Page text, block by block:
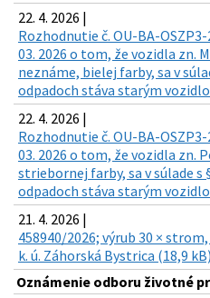
22. 4. 2026 |
Rozhodnutie č. OU-BA-
03. 2026 o tom, že vozidla zn.
neznáme, bielej farby, sa v
odpadoch stáva starým
22. 4. 2026 |
Rozhodnutie č. OU-BA-
03. 2026 o tom, že vozidla zn.
striebornej farby, sa v súlade s
odpadoch stáva starým
21. 4. 2026 |
458940/2026; výrub 30 ×
k. ú. Záhorská Bystrica (18,9 kB)
Oznámenie odboru životné